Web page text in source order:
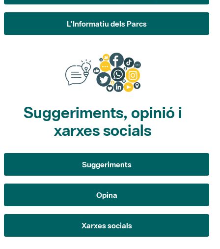
Suggeriments, opinió i
xarxes socials
Suggeriments
Opina
Xarxes socials